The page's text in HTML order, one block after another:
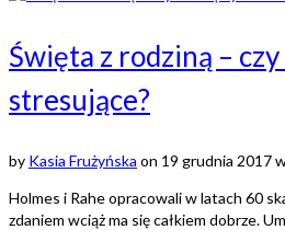
Święta z rodziną –
stresujące?
by Kasia Frużyńska on 19 grudnia 2017
Holmes i Rahe opracowali w latach 60
zdaniem wciąż ma się całkiem dobrze.